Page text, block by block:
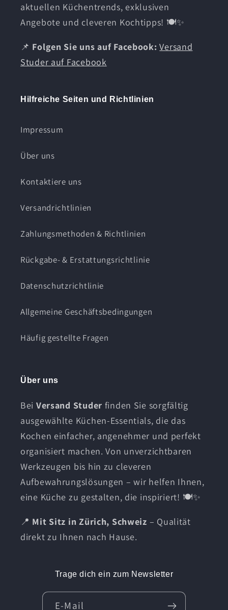
aktuellen Küchentrends, exklusiven
Angebote und cleveren Kochtipps! 🍽️✨
📌 Folgen Sie uns auf Facebook: Versand
Studer auf Facebook
Hilfreiche Seiten und Richtlinien
Impressum
Über uns
Kontaktiere uns
Versandrichtlinien
Zahlungsmethoden & Richtlinien
Rückgabe- & Erstattungsrichtlinie
Datenschutzrichtlinie
Allgemeine Geschäftsbedingungen
Häufig gestellte Fragen
Über uns
Bei Versand Studer finden Sie sorgfältig
ausgewählte Küchen-Essentials, die das
Kochen einfacher, angenehmer und perfekt
organisiert machen. Von unverzichtbaren
Werkzeugen bis hin zu cleveren
Aufbewahrungslösungen – wir helfen Ihnen,
eine Küche zu gestalten, die inspiriert! 🍽️✨
📍 Mit Sitz in Zürich, Schweiz – Qualität
direkt zu Ihnen nach Hause.
Trage dich ein zum Newsletter
E-Mail